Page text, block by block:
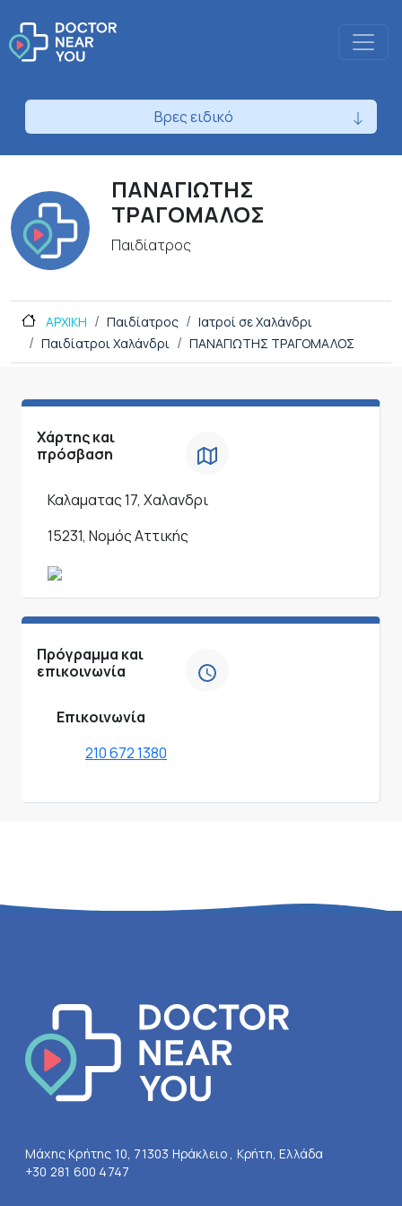
Βρες ειδικό
ΠΑΝΑΓΙΩΤΗΣ
ΤΡΑΓΟΜΑΛΟΣ
Παιδίατρος
ΑΡΧΙΚΗ Παιδίατρος
Ιατροί σε Χαλάνδρι
Παιδίατροι Χαλάνδρι
ΠΑΝΑΓΙΩΤΗΣ ΤΡΑΓΟΜΑΛΟΣ
Χάρτης και
πρόσβαση
Καλαματας 17, Χαλανδρι
15231, Νομός Αττικής
Πρόγραμμα και
επικοινωνία
Επικοινωνία
210 672 1380
Μάχης Κρήτης 10, 71303 Ηράκλειο , Κρήτη, Ελλάδα
+30 281 600 4747